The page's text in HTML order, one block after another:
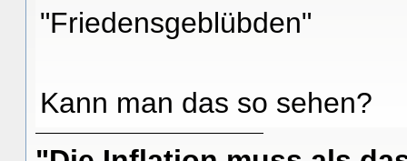
"Friedensgeblübden"
Kann man das so sehen?